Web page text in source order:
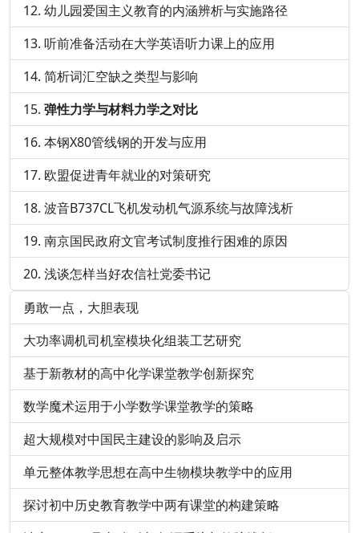
幼儿园爱国主义教育的内涵辨析与实施路径
听前准备活动在大学英语听力课上的应用
简析词汇空缺之类型与影响
弹性力学与材料力学之对比
本钢X80管线钢的开发与应用
欧盟促进青年就业的对策研究
波音B737CL飞机发动机气源系统与故障浅析
南京国民政府文官考试制度推行困难的原因
浅谈怎样当好农信社党委书记
勇敢一点，大胆表现
大功率调机司机室模块化组装工艺研究
基于新教材的高中化学课堂教学创新探究
数学魔术运用于小学数学课堂教学的策略
超大规模对中国民主建设的影响及启示
单元整体教学思想在高中生物模块教学中的应用
探讨初中历史教育教学中两有课堂的构建策略